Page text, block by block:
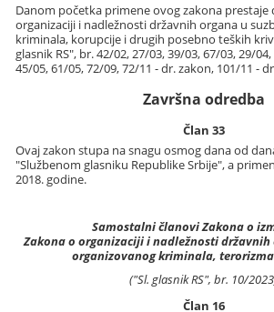
Danom početka primene ovog zakona prestaje
organizaciji i nadležnosti državnih organa u
kriminala, korupcije i drugih posebno teških
glasnik RS", br. 42/02, 27/03, 39/03, 67/03, 29/
45/05, 61/05, 72/09, 72/11 - dr. zakon, 101/11 -
Završna odredba
Član 33
Ovaj zakon stupa na snagu osmog dana od
"Službenom glasniku Republike Srbije", a
2018. godine.
Samostalni članovi Zakona o
Zakona o organizaciji i nadležnosti
organizovanog kriminala,
("Sl. glasnik RS", br. 10/
Član 16